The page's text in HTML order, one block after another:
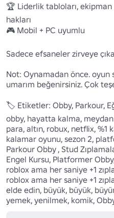
🏆 Liderlik tabloları,
hakları
🎮 Mobil + PC uyumlu
Sadece efsaneler zirveye
Not: Oynamadan önce. oyun
umarım beğenirsiniz. Çok
🏷️ Etiketler: Obby, Parkour,
obby, hayatta kalma,
para, altın, robux, netflix, %1
kalamar oyunu, sezon 2,
Parkour Obby , Stud
Engel Kursu, Platformer
roblox ama her saniye +1
roblox ama her saniye +1
elde edin, büyük, büyük,
yemek, yenilmek, komik,